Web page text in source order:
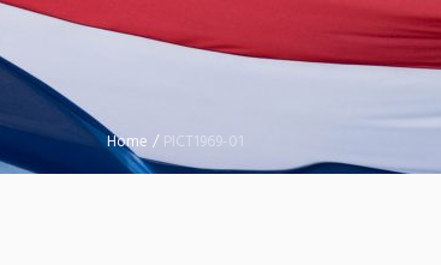
Home /PICT1969-01